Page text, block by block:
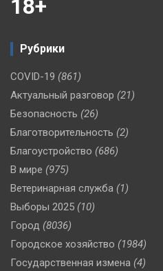
18+
Рубрики
COVID-19 (861)
Актуальный разговор (21)
Безопасность (26)
Благотворительность (2)
Благоустройство (686)
В мире (975)
Ветеринарная служба (1)
Выборы 2025 (10)
Город (8036)
Городское хозяйство (1984)
Государственная измена (4)